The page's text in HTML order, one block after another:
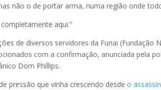
não o de portar arma, numa região onde
aqui.”
de diversos servidores da Funai (Fundação
com a confirmação, anunciada pela
Dom Phillips.
pressão que vinha crescendo desdeo